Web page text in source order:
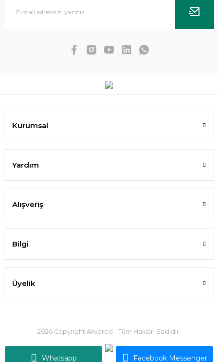
Whatsapp Facebook Messenger
162,76 TL
%10
Rotala yao yai BUKET İTHAL
Kurumsal
Yardım
Alışveriş
Bilgi
Üyelik
2026 Copyright Akvared - Tüm Hakları Saklıdır.